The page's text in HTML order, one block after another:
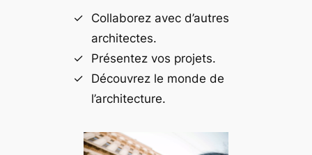
Collaborez avec d’autres
architectes.
Présentez vos projets.
Découvrez le monde de
l’architecture.